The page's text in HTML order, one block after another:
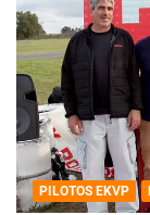
PILOTOS EKVP